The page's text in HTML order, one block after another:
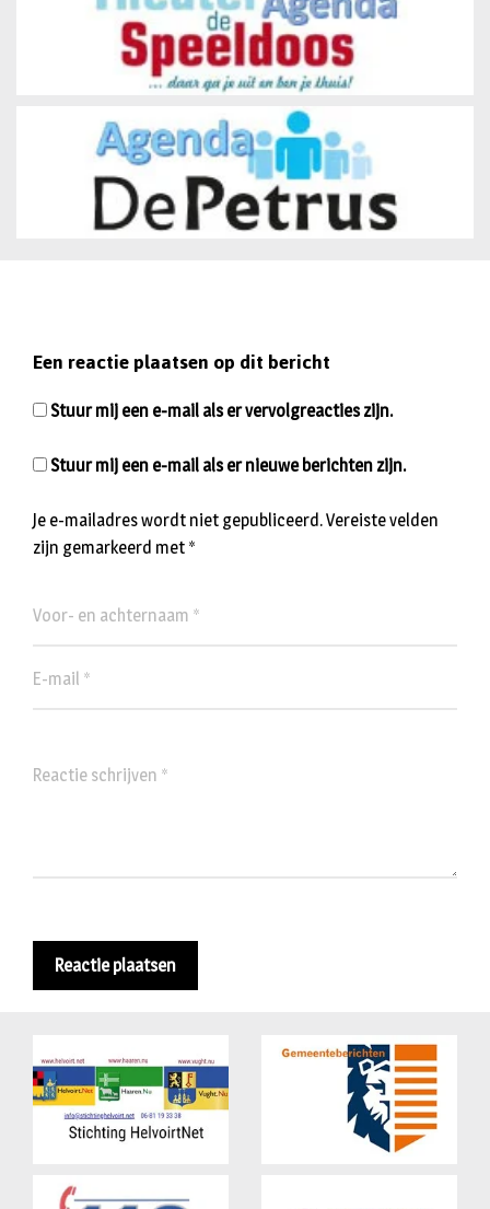
Een reactie plaatsen op dit bericht
Je e-mailadres wordt niet gepubliceerd.Vereiste velden
zijn gemarkeerd met *
Stuur mij een e-mail als er vervolgreacties zijn.
Stuur mij een e-mail als er nieuwe berichten zijn.